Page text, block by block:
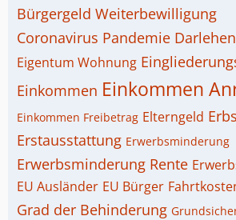
Bürgergeld Weiterbewilligung
Coronavirus Pandemie Darlehen
Eigentum Wohnung
Einkommen Einkommen
Einkommen Freibetrag Elterngeld
Erstausstattung Erwerbsminderung
Erwerbsminderung Rente
EU Ausländer EU Bürger
Grad der Behinderung